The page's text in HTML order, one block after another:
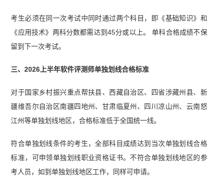
考生必须在同一次考试中同时通过两个科目，即《基础知识》和
《应用技术》两科分数都需达到45分或以上。 单科合格成绩不保
留到下一次考试。
三、2026上半年软件评测师单独划线合格标准
对于国家乡村振兴重点帮扶县、西藏自治区、四省涉藏州县、新
疆维吾尔自治区南疆四地州、甘肃临夏州、四川凉山州、云南怒
江州等单独划线地区，合格标准低于全国统一线。
符合单独划线条件的考生，全部科目成绩达到当次单独划线合格
标准，可申领单独划线职业资格证书。不符合单独划线地区的参
考人员，如到单独划线地区工作，同样可申请。